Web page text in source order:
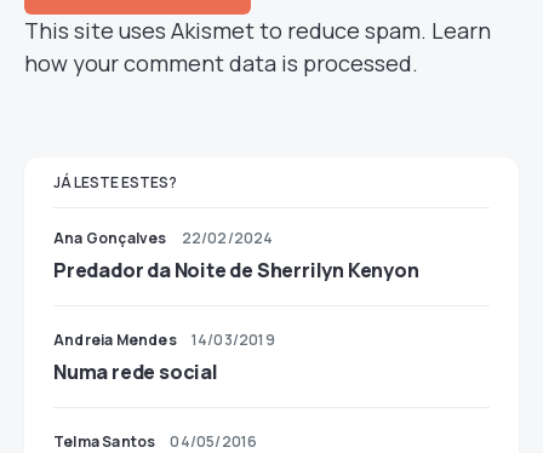
This site uses Akismet to reduce spam. Learn
how your comment data is processed.
JÁ LESTE ESTES?
Ana Gonçalves 22/02/2024
Predador da Noite de Sherrilyn Kenyon
Andreia Mendes 14/03/2019
Numa rede social
Telma Santos 04/05/2016